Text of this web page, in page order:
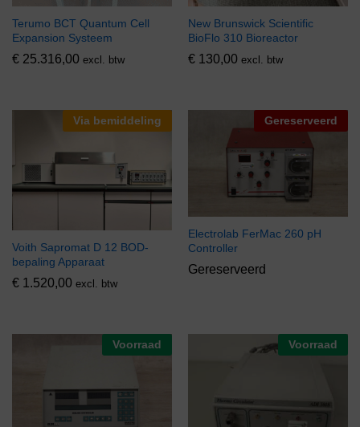
Terumo BCT Quantum Cell
Expansion Systeem
€ 25.316,00 excl. btw
New Brunswick Scientific
BioFlo 310 Bioreactor
€ 130,00 excl. btw
Via bemiddeling
Voith Sapromat D 12 BOD-
bepaling Apparaat
€ 1.520,00 excl. btw
Gereserveerd
Electrolab FerMac 260 pH
Controller
Gereserveerd
Voorraad Voorraad